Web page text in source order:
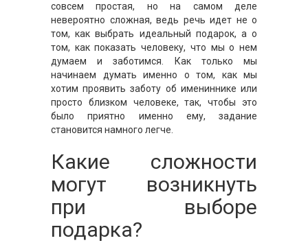
совсем простая, но на самом деле
невероятно сложная, ведь речь идет не о
том, как выбрать идеальный подарок, а о
том, как показать человеку, что мы о нем
думаем и заботимся. Как только мы
начинаем думать именно о том, как мы
хотим проявить заботу об имениннике или
просто близком человеке, так, чтобы это
было приятно именно ему, задание
становится намного легче.
Какие сложности
могут возникнуть
при выборе
подарка?